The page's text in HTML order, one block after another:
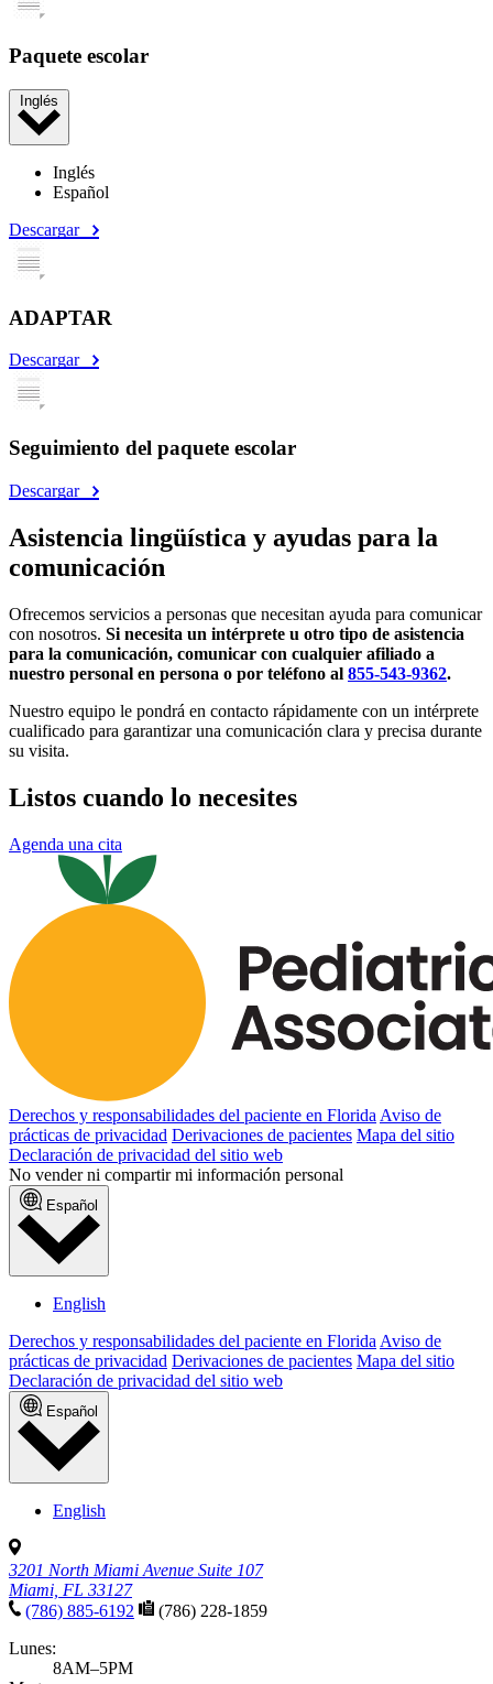
Paquete escolar
Inglés
Inglés
Español
Descargar
ADAPTAR
Descargar
Seguimiento del paquete escolar
Descargar
Asistencia lingüística y ayudas para la
comunicación
Ofrecemos servicios a personas que necesitan ayuda para comunicar
con nosotros. Si necesita un intérprete u otro tipo de asistencia
para la comunicación, comunicar con cualquier afiliado a
nuestro personal en persona o por teléfono al 855-543-9362.
Nuestro equipo le pondrá en contacto rápidamente con un intérprete
cualificado para garantizar una comunicación clara y precisa durante
su visita.
Listos cuando lo necesites
Agenda una cita
Derechos y responsabilidades del paciente en Florida Aviso de
prácticas de privacidad Derivaciones de pacientes Mapa del sitio
Declaración de privacidad del sitio web
No vender ni compartir mi información personal
Español
English
Derechos y responsabilidades del paciente en FloridaAviso de
prácticas de privacidad Derivaciones de pacientes Mapa del sitio
Declaración de privacidad del sitio web
Español
English
3201 North Miami Avenue Suite 107
Miami, FL 33127
(786) 885-6192
(786) 228-1859
Lunes:
8AM–5PM